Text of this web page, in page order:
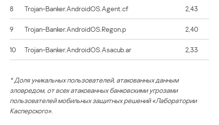
8 Trojan-Banker.AndroidOS.Agent.cf 2,43
9 Trojan-Banker.AndroidOS.Regon.p 2,40
10 Trojan-Banker.AndroidOS.Asacub.ar 2,33
* Доля уникальных пользователей, атакованных данным
зловредом, от всех атакованных банковскими угрозами
пользователей мобильных защитных решений «Лаборатории
Касперского».